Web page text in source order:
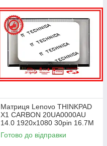
Матриця Lenovo THINKPAD
X1 CARBON 20UA0000AU
14.0 1920x1080 30pin 16.7M
45% NTSC 300 cd/m² для
ноутбука
Готово до відправки